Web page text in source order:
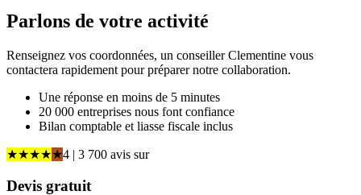
Parlons de votre activité
Renseignez vos coordonnées, un conseiller Clementine vous
contactera rapidement pour préparer notre collaboration.
Une réponse en moins de 5 minutes
20 000 entreprises nous font confiance
Bilan comptable et liasse fiscale inclus
★★★★★4 | 3 700 avis sur
Devis gratuit